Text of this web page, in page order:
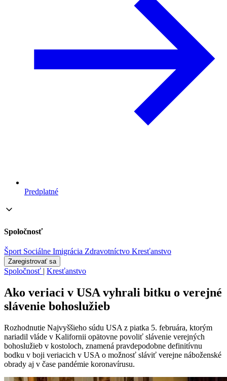
Predplatné
Spoločnosť
Šport Sociálne Imigrácia Zdravotníctvo Kresťanstvo
Zaregistrovať sa
Spoločnosť | Kresťanstvo
Ako veriaci v USA vyhrali bitku o verejné
slávenie bohoslužieb
Rozhodnutie Najvyššieho súdu USA z piatka 5. februára, ktorým
nariadil vláde v Kalifornii opätovne povoliť slávenie verejných
bohoslužieb v kostoloch, znamená pravdepodobne definitívnu
bodku v boji veriacich v USA o možnosť sláviť verejne náboženské
obrady aj v čase pandémie koronavírusu.